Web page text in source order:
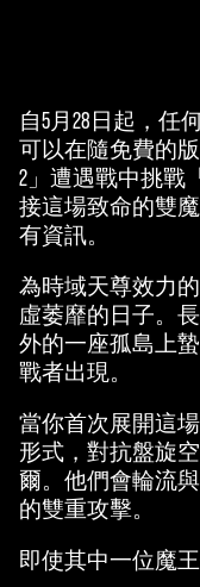
A
c
c
e
p
t
&
P
l
a
y
自5月28日起，任
可以在隨免費的
2」遭遇戰中挑戰
接這場致命的雙
有資訊。
為時域天尊效力
虛萎靡的日子。
外的一座孤島上
戰者出現。
當你首次展開這
形式，對抗盤旋
爾。他們會輪流
的雙重攻擊。
即使其中一位魔